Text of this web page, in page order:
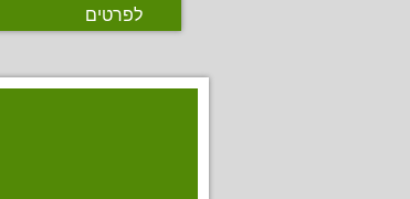
לפרטים